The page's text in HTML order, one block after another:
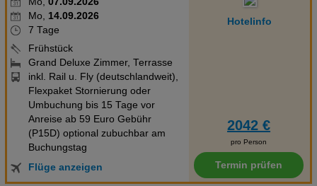
Mo, 14.09.2026
7 Tage
Frühstück
Grand Deluxe Zimmer, Terrasse
inkl. Rail u. Fly (deutschlandweit),
Flexpaket Stornierung oder
Umbuchung bis 15 Tage vor
Anreise ab 59 Euro Gebühr
(P15D) optional zubuchbar am
Buchungstag
Flüge anzeigen
Hotelinfo
2042 €
pro Person
Termin prüfen